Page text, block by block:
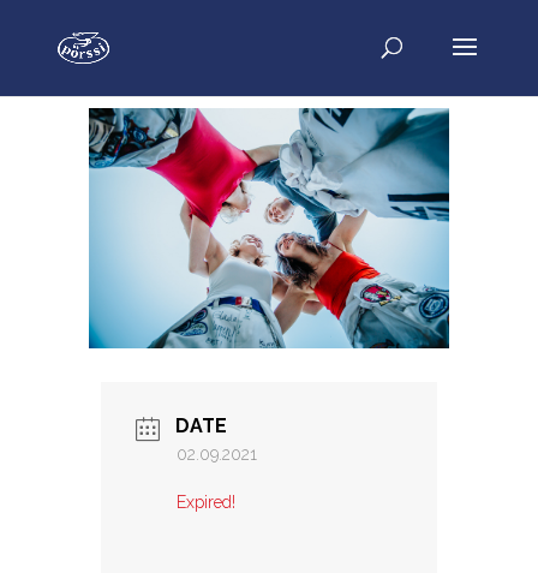
DATE
02.09.2021
Expired!